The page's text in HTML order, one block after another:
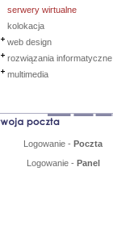
serwery wirtualne
kolokacja
web design
rozwiązania informatyczne
multimedia
Logowanie - Poczta
Logowanie - Panel